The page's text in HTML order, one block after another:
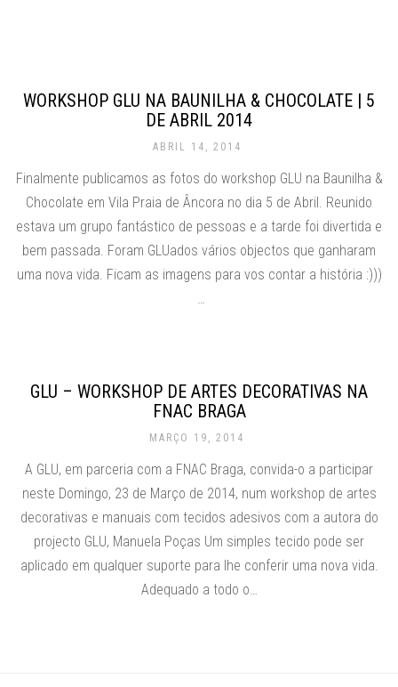
WORKSHOP GLU NA BAUNILHA & CHOCOLATE | 5
DE ABRIL 2014
ABRIL 14, 2014
Finalmente publicamos as fotos do workshop GLU na Baunilha &
Chocolate em Vila Praia de Âncora no dia 5 de Abril. Reunido
estava um grupo fantástico de pessoas e a tarde foi divertida e
bem passada. Foram GLUados vários objectos que ganharam
uma nova vida. Ficam as imagens para vos contar a história :)))
…
GLU – WORKSHOP DE ARTES DECORATIVAS NA
FNAC BRAGA
MARÇO 19, 2014
A GLU, em parceria com a FNAC Braga, convida-o a participar
neste Domingo, 23 de Março de 2014, num workshop de artes
decorativas e manuais com tecidos adesivos com a autora do
projecto GLU, Manuela Poças Um simples tecido pode ser
aplicado em qualquer suporte para lhe conferir uma nova vida.
Adequado a todo o…